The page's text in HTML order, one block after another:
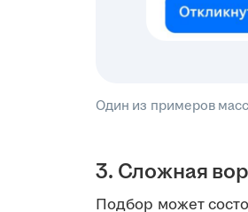
Один из примеров
3. Сложная
Подбор может